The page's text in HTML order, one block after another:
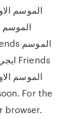
الموسم
الموسم
For the
browser.